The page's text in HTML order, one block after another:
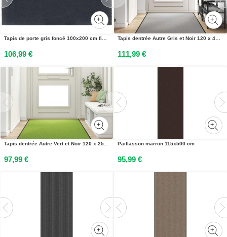
Tapis de porte gris foncé 100x200 cm fibre de coco touffeté
106,99 €
Tapis dentrée Autre Gris et Noir 120 x 400 cm
111,99 €
Tapis dentrée Autre Vert et Noir 120 x 250 cm Polyamide et PVC
97,99 €
Paillasson marron 115x500 cm
95,99 €